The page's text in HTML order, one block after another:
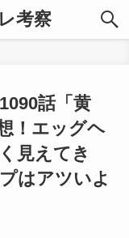
考察
話「黄
！エッグヘ
見えてき
はアツいよ